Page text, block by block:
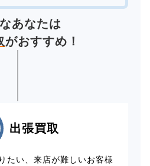
あなたは
がおすすめ！
出張買取
たい、来店が難しいお客様